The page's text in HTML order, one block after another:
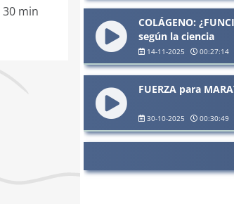
30 min
COLÁGENO:
según la ciencia
14-11-2025 00:27:14
FUERZA para
30-10-2025 00:30:49